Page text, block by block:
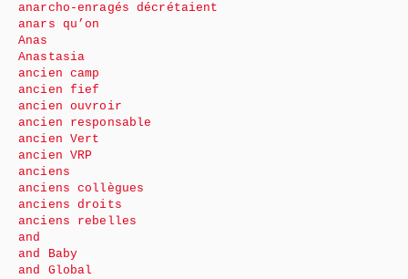
anarcho-enragés décrétaient
anars qu’on
Anas
Anastasia
ancien camp
ancien fief
ancien ouvroir
ancien responsable
ancien Vert
ancien VRP
anciens
anciens collègues
anciens droits
anciens rebelles
and
and Baby
and Global